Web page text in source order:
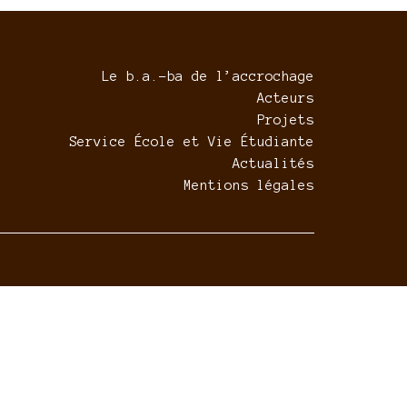
Le b.a.-ba de l’accrochage
Acteurs
Projets
Service École et Vie Étudiante
Actualités
Mentions légales